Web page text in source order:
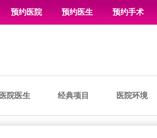
预约医院 预约医生 预约手术
医院医生 经典项目 医院环境